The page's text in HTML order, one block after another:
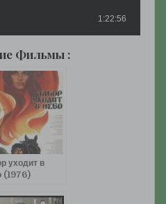
Фильмы :
уходит в
(1976)